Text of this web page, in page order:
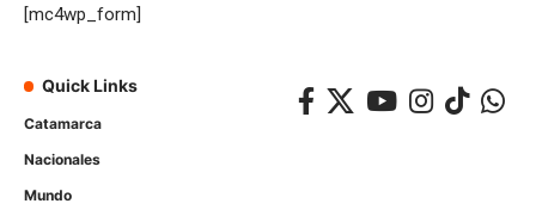
[mc4wp_form]
Quick Links
Catamarca
Nacionales
Mundo